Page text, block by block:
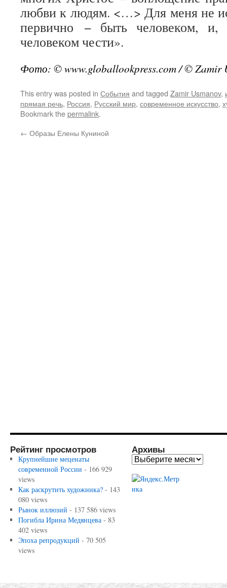
любви к людям. <…> Для меня не
первично − быть человеком,
человеком чести».
Фото: © www.globallookpress.com / © Zamir
This entry was posted in События and tagged Zamir Usmanov,
прямая речь, Россия, Русский мир, современное искусство,
Bookmark thepermalink.
← Образы Елены Куниной
Рейтинг просмотров
Крупнейшие меценаты
современной России - 166 929
views
Как раскрутить художника?- 143
080 views
Рынок иллюзий - 137 586 views
Погибла Ирина Медянцева- 83
402 views
Эпоха репродукций - 70 505
views
Архивы